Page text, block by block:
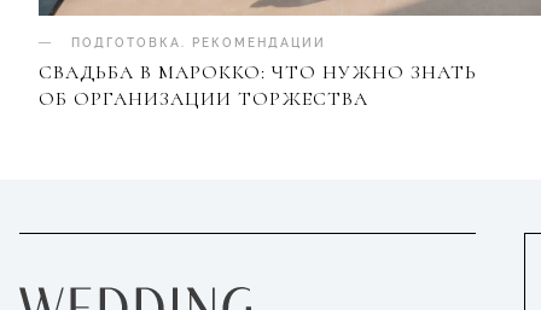
ПОДГОТОВКА РЕКОМЕНДАЦИИ
СВАДЬБА В МАРОККО: ЧТО НУЖНО ЗНАТЬ
ОБ ОРГАНИЗАЦИИ ТОРЖЕСТВА